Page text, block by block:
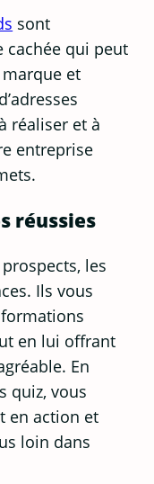
sont
cachée qui peut
et
réaliser et à
entreprise
réussies
prospects, les
Ils vous
en lui offrant
En
quiz, vous
en action et
loin dans